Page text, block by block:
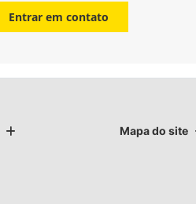
Entrar em contato
Mapa do site